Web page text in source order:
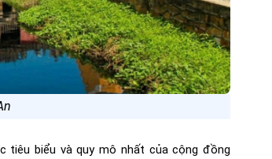
tiêu biểu và quy mô nhất của cộng đồng